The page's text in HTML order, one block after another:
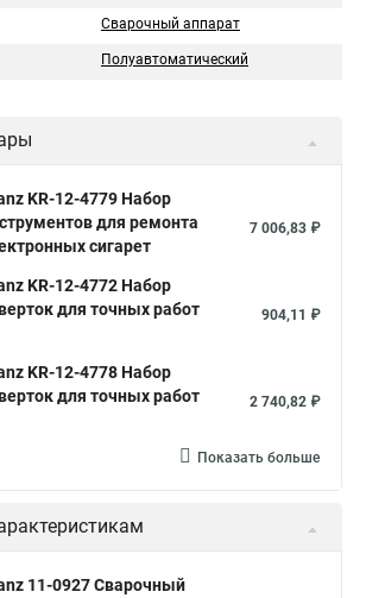
Сварочный аппарат
Полуавтоматический
KR-12-4779 Набор
для ремонта
сигарет
7 006,83 ₽
KR-12-4772 Набор
для точных работ
904,11 ₽
KR-12-4778 Набор
для точных работ
2 740,82 ₽
Показать больше
11-0927 Сварочный